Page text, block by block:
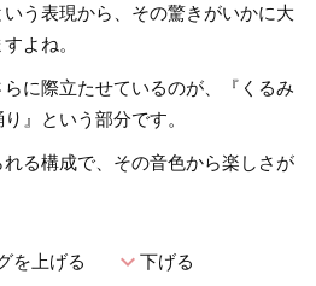
う表現から、その驚きがいかに大
よね。
に際立たせているのが、『くるみ
』という部分です。
る構成で、その音色から楽しさが
を上げる expand_more下げる